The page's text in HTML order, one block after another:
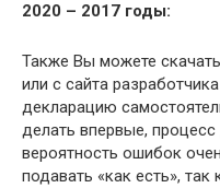
2020 – 2017 годы:
Также Вы можете
или с сайта
декларацию
делать впервые,
вероятность ошибок
подавать «как есть»,